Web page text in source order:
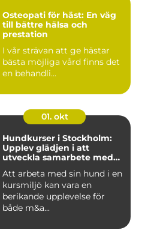
Osteopati för häst: En väg
till bättre hälsa och
prestation
I vår strävan att ge hästar
bästa möjliga vård finns det
en behandli...
01. okt
Hundkurser i Stockholm:
Upplev glädjen i att
utveckla samarbete med
Att arbeta med sin hund i en
kursmiljö kan vara en
berikande upplevelse för
både m&a...